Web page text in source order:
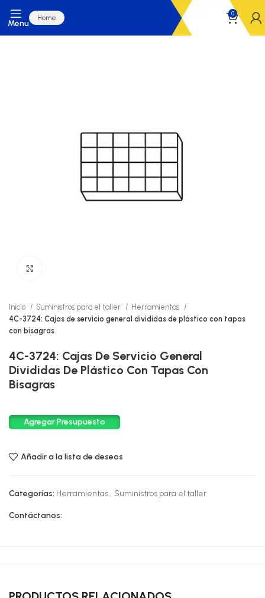
Menu
Home
0
Inicio Suministros para el taller
Herramientas
4C-3724: Cajas de servicio general divididas de plástico con tapas
con bisagras
4C-3724: Cajas De Servicio General
Divididas De Plástico Con Tapas Con
Bisagras
Agregar Presupuesto
Añadir a la lista de deseos
Categorías: Herramientas, Suministros para el taller
Contáctanos: